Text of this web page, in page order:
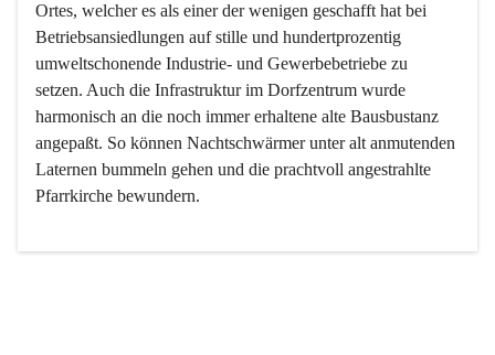
Ortes, welcher es als einer der wenigen geschafft hat bei
Betriebsansiedlungen auf stille und hundertprozentig
umweltschonende Industrie- und Gewerbebetriebe zu
setzen. Auch die Infrastruktur im Dorfzentrum wurde
harmonisch an die noch immer erhaltene alte Bausbustanz
angepaßt. So können Nachtschwärmer unter alt anmutenden
Laternen bummeln gehen und die prachtvoll angestrahlte
Pfarrkirche bewundern.
Der Weinbau dominert heute nicht mehr, ist aber integrativer